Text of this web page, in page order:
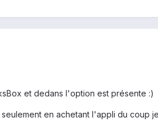
et dedans l'option est présente :)
en achetant l'appli du